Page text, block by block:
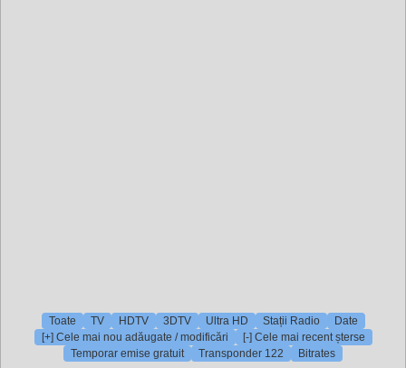
Toate TV HDTV 3DTV Ultra HD Stații Radio
Date
[+] Cele mai nou adăugate / modificări
[-] Cele mai recent șterse
Temporar emise gratuit
Transponder 122 Bitrates